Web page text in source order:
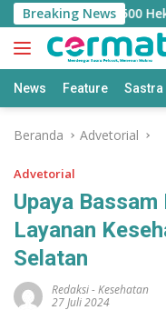
Langsung
ke
konten
Breaking News
Jatah 7.500
News Feature Sastra
Beranda Advetorial
Advetorial
Upaya
Layanan
Selatan
Redaksi-Kesehatan
27 Juli 2024